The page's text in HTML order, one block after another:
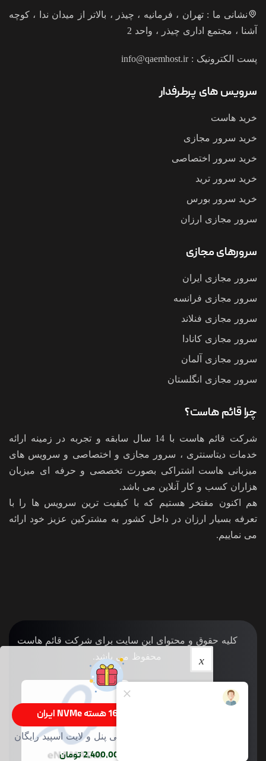
نشانی ما : تهران ، فرمانیه ، چیذر ، بالاتر از میدان ندا ، کوچه
آشنا ، مجتمع اداری چیذر ، واحد 2
پست الکترونیک :info@qaemhost.ir
سرویس های پرطرفدار
خرید هاست
خرید سرور مجازی
خرید سرور اختصاصی
خرید سرور ترید
خرید سرور بورس
سرور مجازی ارزان
سرورهای مجازی
سرور مجازی ایران
سرور مجازی فرانسه
سرور مجازی فنلاند
سرور مجازی کانادا
سرور مجازی آلمان
سرور مجازی انگلستان
چرا قائم هاست؟
شرکت قائم هاست با 14 سال سابقه و تجربه در زمینه ارائه
خدمات دیتاسنتری ، سرور مجازی و اختصاصی و سرویس های
میزبانی هاست اشتراکی بصورت تخصصی و حرفه ای میزبان
هزاران کسب و کار آنلاین می باشد.
هم اکنون مفتخر هستیم که با کیفیت ترین سرویس ها را با
تعرفه بسیار ارزان در داخل کشور به مشترکین عزیز خود ارائه
می نماییم.
کلیه حقوق و محتوای این سایت برای شرکت قائم هاست
محفوظ می باشد.